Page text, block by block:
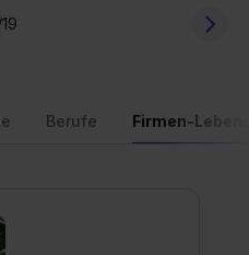
Berufe Firmen-